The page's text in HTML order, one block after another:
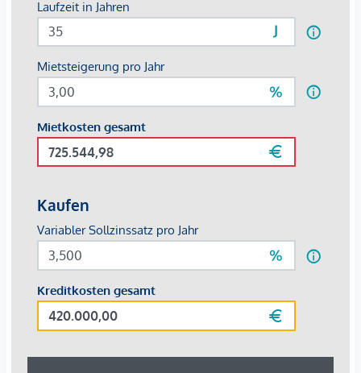
beim Projekt)
S-Bahn Hetzendorf
S-Bahn Atzgersdorf
Befristung:
5 Jahre, 1 Jahr Kündigungsverzicht, 3 Monate
Nebenkosten: 3 BMM Kaution
abgerechnet.
Wir weisen darauf hin, dass zwischen dem Vermittler und
dem zu vermittelnden Dritten ein familiäres oder
wirtschaftliches Naheverhältnis besteht.
Der Immobilienmakler erklärt, dass er – entgegen dem in
der Immobilienwirtschaft üblichen Geschäftsgebrauch des